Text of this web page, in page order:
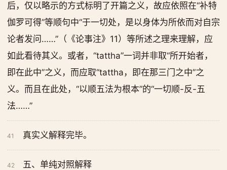
后，仅以略示的方式标明了开篇之义，故应依照在“补特
伽罗可得”等顺句中“于一切处，是以身体为所依而对自宗
论者发问……”（《论事注》11）等所述之理来理解，应
如此看待其义。或者，“tattha”一词并非取“所开始者，
即在此中”之义，而应取“tattha，即在那三门之中”之
义。而且在此处，“以顺五法为根本”的“一切顺-反-五
法……”
41 真实义解释完毕。
42 五、单纯对照解释